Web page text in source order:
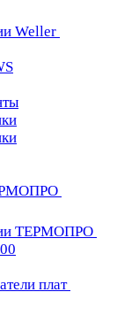
Weller
ТЕРМОПРО
плат